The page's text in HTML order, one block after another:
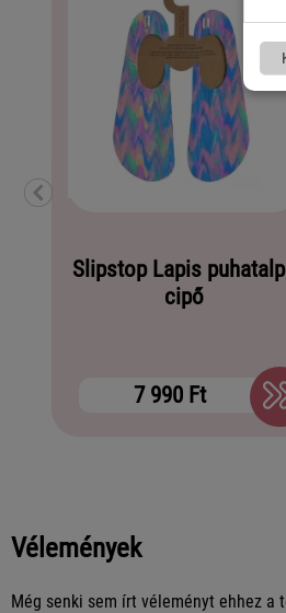
Slipstop Lapis
cipő
7 990 Ft
Vélemények
Még senki sem írt véleményt ehhez a